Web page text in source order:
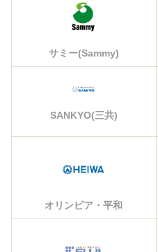
サミー(Sammy)
SANKYO(三共)
オリンピア・平和